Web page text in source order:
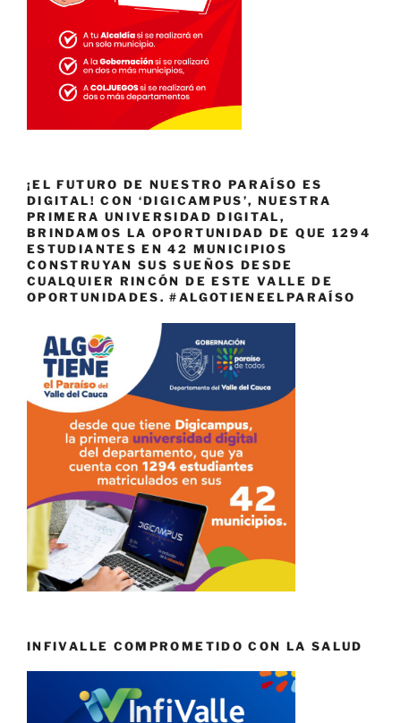
¡EL FUTURO DE NUESTRO PARAÍSO ES
DIGITAL! CON ‘DIGICAMPUS’, NUESTRA
PRIMERA UNIVERSIDAD DIGITAL,
BRINDAMOS LA OPORTUNIDAD DE QUE 1294
ESTUDIANTES EN 42 MUNICIPIOS
CONSTRUYAN SUS SUEÑOS DESDE
CUALQUIER RINCÓN DE ESTE VALLE DE
OPORTUNIDADES. #ALGOTIENEELPARAÍSO
INFIVALLE COMPROMETIDO CON LA SALUD